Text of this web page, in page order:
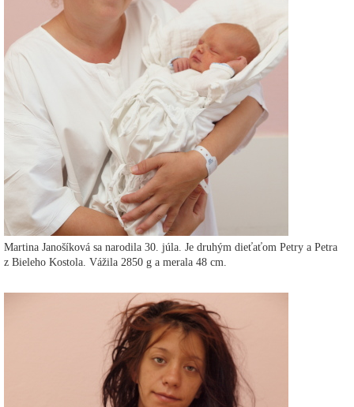
Martina Janošíková sa narodila 30. júla. Je druhým dieťaťom Petry a Petra
z Bieleho Kostola. Vážila 2850 g a merala 48 cm.